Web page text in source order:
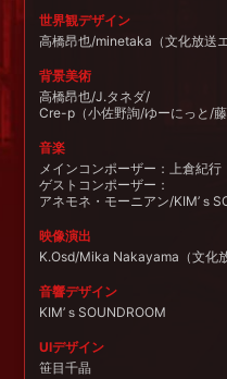
世界観デザイン
高橋昂也/minetaka（文化放送
背景美術
高橋昂也/J.タネダ/
Cre-p（小佐野詢/ゆーにっと/
音楽
メインコンポーザー：上倉紀行
ゲストコンポーザー：
アネモネ・モーニアン/KIM’ｓ
映像演出
K.Osd/Mika Nakayama（文化
音響デザイン
KIM’ｓSOUNDROOM
UIデザイン
笹目千晶